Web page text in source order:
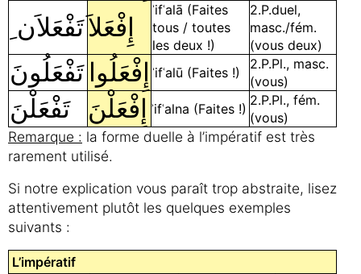
تَفْعَلاَنإِفْعَلاَ
ʾifʿalā (Faites
tous / toutes
les deux !)
2.P.duel,
masc./fém.
(vous deux)
تَفْعَلُونَ إِفْعَلُوا ʾifʿalū (Faites !)
2.P.Pl., masc.
(vous)
تَفْعَلْنَ إِفْعَلْنَ ʾifʿalna (Faites !)
2.P.Pl., fém.
(vous)
Remarque : la forme duelle à l’impératif est très
rarement utilisé.
Si notre explication vous paraît trop abstraite, lisez
attentivement plutôt les quelques exemples
suivants :
L’impératif